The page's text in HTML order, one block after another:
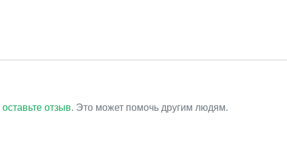
оставьте отзыв. Это может помочь другим людям.